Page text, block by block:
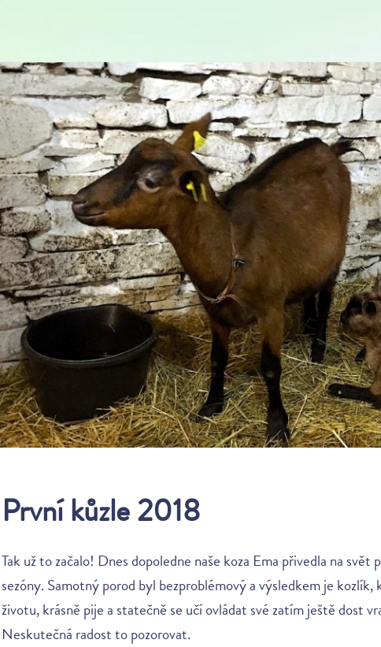
První kůzle 2018
Tak už to začalo! Dnes dopoledne naše koza Ema přivedla na
sezóny. Samotný porod byl bezproblémový a výsledkem je kozlík,
životu, krásně pije a statečně se učí ovládat své zatím ještě dost
Neskutečná radost to pozorovat.